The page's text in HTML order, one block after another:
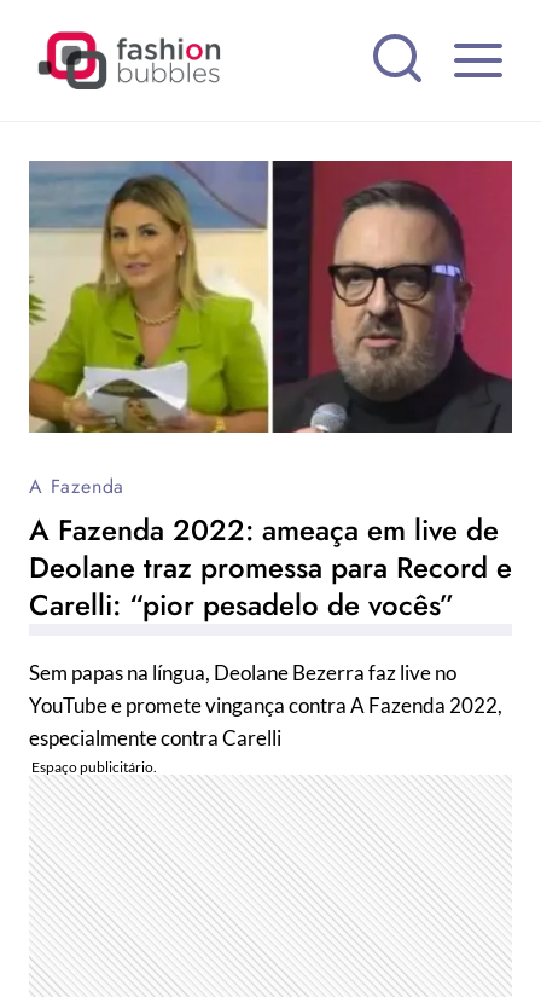
A Fazenda
A Fazenda 2022: ameaça em live de
Deolane traz promessa para Record e
Carelli: “pior pesadelo de vocês”
Sem papas na língua, Deolane Bezerra faz live no
YouTube e promete vingança contra A Fazenda 2022,
especialmente contra Carelli